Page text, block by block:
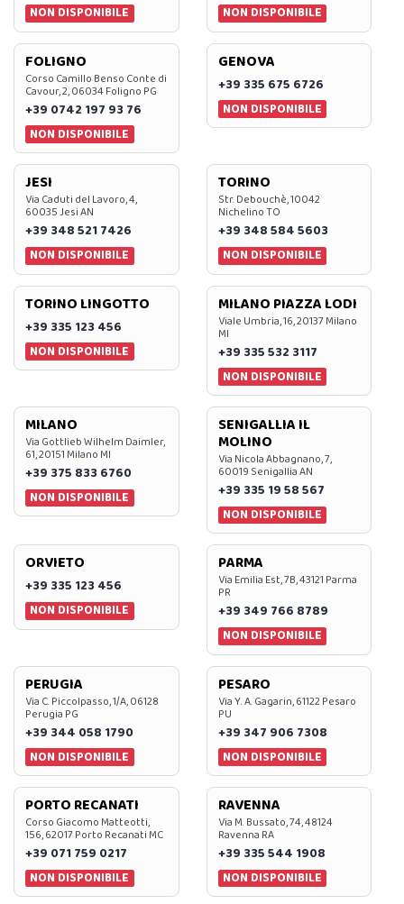
NON DISPONIBILE
NON DISPONIBILE
FOLIGNO
Corso Camillo Benso Conte di
Cavour, 2, 06034 Foligno PG
+39 0742 197 93 76
NON DISPONIBILE
GENOVA
+39 335 675 6726
NON DISPONIBILE
JESI
Via Caduti del Lavoro, 4,
60035 Jesi AN
+39 348 521 7426
NON DISPONIBILE
TORINO
Str. Debouchè, 10042
Nichelino TO
+39 348 584 5603
NON DISPONIBILE
TORINO LINGOTTO
+39 335 123 456
NON DISPONIBILE
MILANO PIAZZA LODI
Viale Umbria, 16, 20137 Milano
MI
+39 335 532 3117
NON DISPONIBILE
MILANO
Via Gottlieb Wilhelm Daimler,
61, 20151 Milano MI
+39 375 833 6760
NON DISPONIBILE
SENIGALLIA IL
MOLINO
Via Nicola Abbagnano, 7,
60019 Senigallia AN
+39 335 19 58 567
NON DISPONIBILE
ORVIETO
+39 335 123 456
NON DISPONIBILE
PARMA
Via Emilia Est, 7B, 43121 Parma
PR
+39 349 766 8789
NON DISPONIBILE
PERUGIA
Via C. Piccolpasso, 1/A, 06128
Perugia PG
+39 344 058 1790
NON DISPONIBILE
PESARO
Via Y. A. Gagarin, 61122 Pesaro
PU
+39 347 906 7308
NON DISPONIBILE
PORTO RECANATI
Corso Giacomo Matteotti,
156, 62017 Porto Recanati MC
+39 071 759 0217
NON DISPONIBILE
RAVENNA
Via M. Bussato, 74, 48124
Ravenna RA
+39 335 544 1908
NON DISPONIBILE